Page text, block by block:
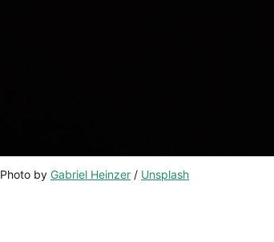
Photo by Gabriel Heinzer / Unsplash